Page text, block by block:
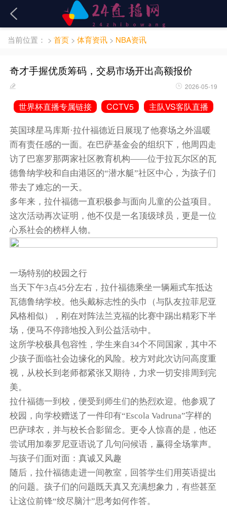
当前位置： > 首页 > 体育资讯 > NBA资讯
奇才手握优质筹码，交易市场开出高额报价
2026-05-19
世界杯直播专属链接 CCTV5 主队VS客队直播
英国球星马库斯·拉什福德近日展现了他赛场之外温暖
而有责任感的一面。在巴萨基金会的组织下，他周四走
访了巴塞罗那两家社区教育机构——位于拉瓦尔区的瓦
德鲁纳学校和自由港区的“潜水艇”社区中心，为孩子们
带去了难忘的一天。
多年来，拉什福德一直积极参与面向儿童的公益项目。
这次活动再次证明，他不仅是一名顶级球员，更是一位
心系社会的榜样人物。
一场特别的校园之行
当天下午3点45分左右，拉什福德乘坐一辆厢式车抵达
瓦德鲁纳学校。他头戴标志性的头巾（与队友拉菲尼亚
风格相似），刚在对阵法兰克福的比赛中踢出精彩下半
场，便马不停蹄地投入到公益活动中。
这所学校极具包容性，学生来自34个不同国家，其中不
少孩子面临社会边缘化的风险。校方对此次访问高度重
视，从校长到老师都紧张又期待，力求一切安排周到完
美。
拉什福德一到校，便受到师生们的热烈欢迎。他参观了
校园，向学校赠送了一件印有“Escola Vadruna”字样的
巴萨球衣，并与校长合影留念。更令人惊喜的是，他还
尝试用加泰罗尼亚语说了几句问候语，赢得全场掌声。
与孩子们面对面：真诚又风趣
随后，拉什福德走进一间教室，回答学生们用英语提出
的问题。孩子们的问题既天真又充满想象力，有些甚至
让这位前锋“绞尽脑汁”思考如何作答。